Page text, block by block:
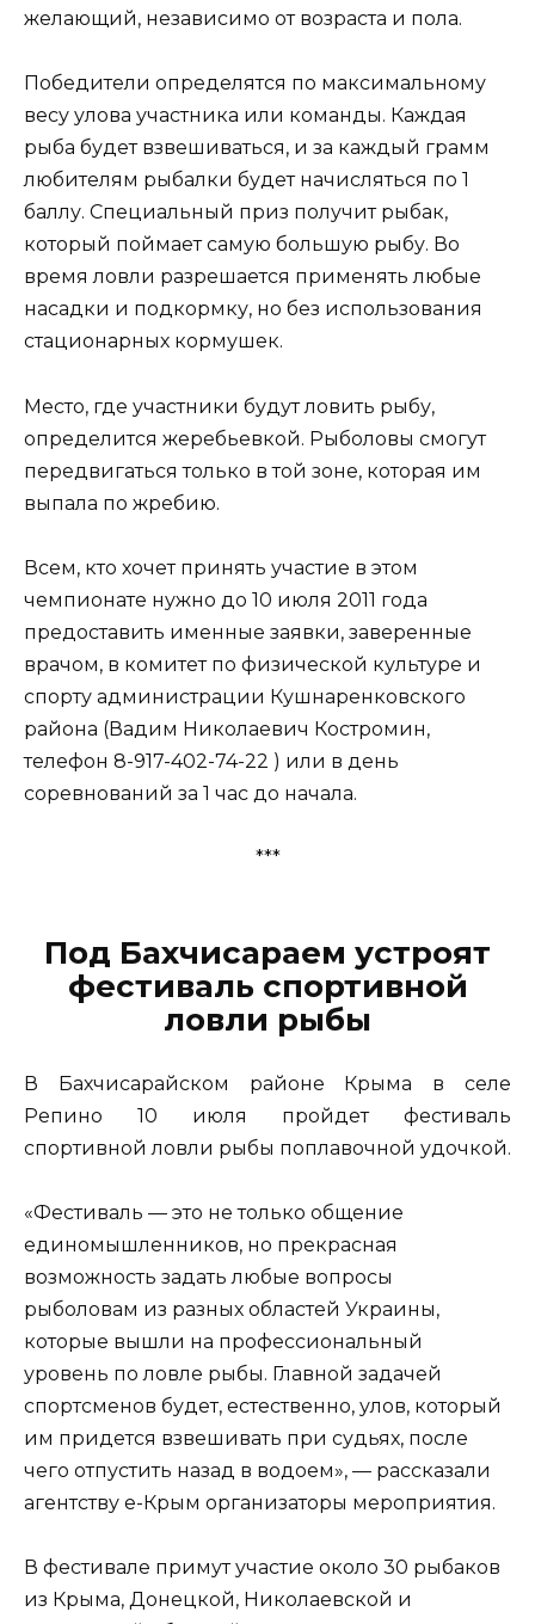
желающий, независимо от возраста и пола.
Победители определятся по максимальному
весу улова участника или команды. Каждая
рыба будет взвешиваться, и за каждый грамм
любителям рыбалки будет начисляться по 1
баллу. Специальный приз получит рыбак,
который поймает самую большую рыбу. Во
время ловли разрешается применять любые
насадки и подкормку, но без использования
стационарных кормушек.
Место, где участники будут ловить рыбу,
определится жеребьевкой. Рыболовы смогут
передвигаться только в той зоне, которая им
выпала по жребию.
Всем, кто хочет принять участие в этом
чемпионате нужно до 10 июля 2011 года
предоставить именные заявки, заверенные
врачом, в комитет по физической культуре и
спорту администрации Кушнаренковского
района (Вадим Николаевич Костромин,
телефон 8-917-402-74-22 ) или в день
соревнований за 1 час до начала.
***
Под Бахчисараем устроят
фестиваль спортивной
ловли рыбы
В Бахчисарайском районе Крыма в селе
Репино 10 июля пройдет фестиваль
спортивной ловли рыбы поплавочной удочкой.
«Фестиваль — это не только общение
единомышленников, но прекрасная
возможность задать любые вопросы
рыболовам из разных областей Украины,
которые вышли на профессиональный
уровень по ловле рыбы. Главной задачей
спортсменов будет, естественно, улов, который
им придется взвешивать при судьях, после
чего отпустить назад в водоем», — рассказали
агентству е-Крым организаторы мероприятия.
В фестивале примут участие около 30 рыбаков
из Крыма, Донецкой, Николаевской и